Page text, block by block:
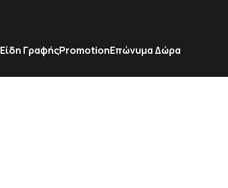
Είδη ΓραφήςPromotionΕπώνυμα Δώρα